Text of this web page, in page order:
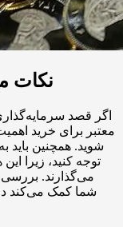
نکات
اگر قصد
معتبر برای خرید
شوید. همچنین
توجه کنید، زیرا
می‌گذارند. بررسی
شما کمک می‌کند در